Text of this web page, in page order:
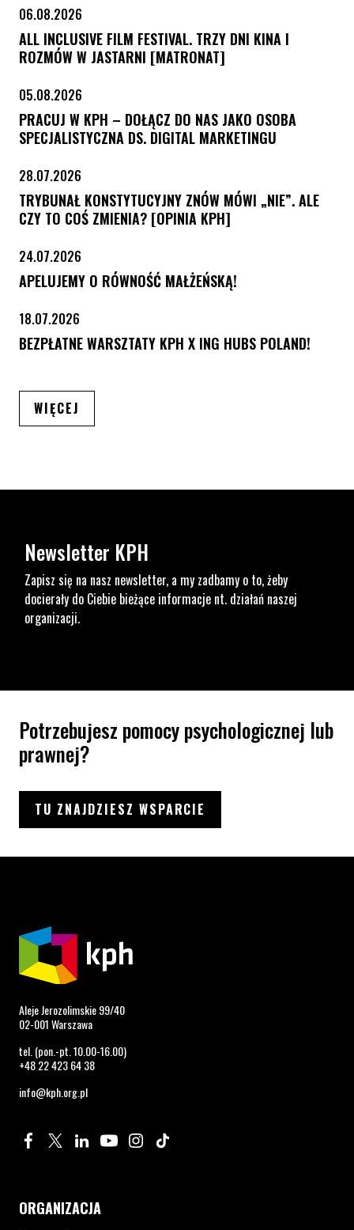
06.08.2026
ALL INCLUSIVE FILM FESTIVAL. TRZY DNI KINA I
ROZMÓW W JASTARNI [MATRONAT]
05.08.2026
PRACUJ W KPH – DOŁĄCZ DO NAS JAKO OSOBA
SPECJALISTYCZNA DS. DIGITAL MARKETINGU
28.07.2026
TRYBUNAŁ KONSTYTUCYJNY ZNÓW MÓWI „NIE”. ALE
CZY TO COŚ ZMIENIA? [OPINIA KPH]
24.07.2026
APELUJEMY O RÓWNOŚĆ MAŁŻEŃSKĄ!
18.07.2026
BEZPŁATNE WARSZTATY KPH X ING HUBS POLAND!
WIĘCEJ
Newsletter KPH
Zapisz się na nasz newsletter, a my zadbamy o to, żeby
docierały do Ciebie bieżące informacje nt. działań naszej
organizacji.
Potrzebujesz pomocy psychologicznej lub
prawnej?
TU ZNAJDZIESZ WSPARCIE
Aleje Jerozolimskie 99/40
02-001 Warszawa
tel. (pon.-pt. 10.00-16.00)
+48 22 423 64 38
info@kph.org.pl
Profil na Facebook. Strona otwiera się w nowym oknie.
Profil na Twitter. Strona otwiera się w nowym oknie.
Profil na LinkedIn. Strona otwiera się w nowym oknie.
Profil na YouTube. Strona otwiera się w nowym
Profil na Instagram. Strona otwiera się
ORGANIZACJA